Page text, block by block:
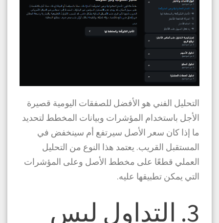
التحليل الفني هو الأفضل للصفقات اليومية قصيرة
الأجل باستخدام المؤشرات وبيانات المخطط لتحديد
ما إذا كان سعر الأصل سيرتفع أم سينخفض في
المستقبل القريب. يعتمد هذا النوع من التحليل
العملي قطعًا على مخطط الأصل وعلى المؤشرات
التي يمكن تطبيقها عليه.
3. التداول ليس